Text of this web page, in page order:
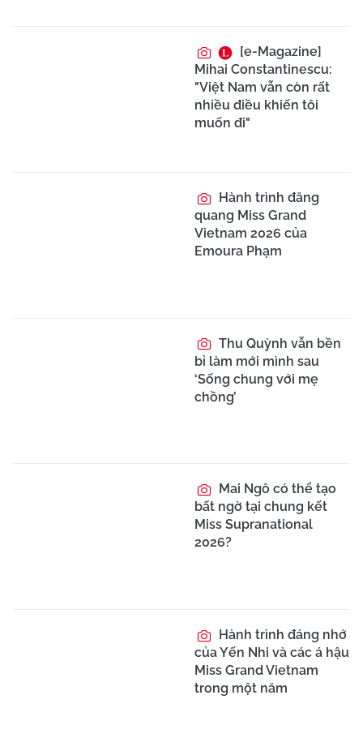
[e-Magazine]
Mihai Constantinescu:
"Việt Nam vẫn còn rất
nhiều điều khiến tôi
muốn đi"
Hành trình đăng
quang Miss Grand
Vietnam 2026 của
Emoura Phạm
Thu Quỳnh vẫn bền
bỉ làm mới mình sau
‘Sống chung với mẹ
chồng’
Mai Ngô có thể tạo
bất ngờ tại chung kết
Miss Supranational
2026?
Hành trình đáng nhớ
của Yến Nhi và các á hậu
Miss Grand Vietnam
trong một năm